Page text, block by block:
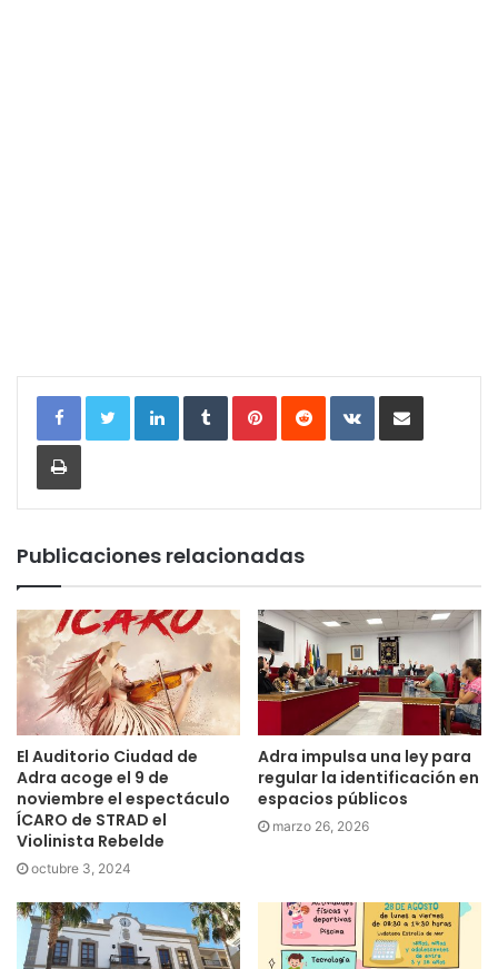
LinkedInTumblrPinterestReddit VKontakteCompartir por correo
Imprimir
Publicaciones relacionadas
El Auditorio Ciudad de
Adra acoge el 9 de
noviembre el espectáculo
ÍCARO de STRAD el
Violinista Rebelde
octubre 3, 2024
Adra impulsa una ley para
regular la identificación en
espacios públicos
marzo 26, 2026